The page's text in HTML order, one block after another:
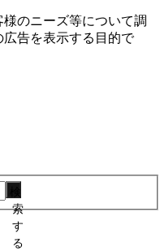
のニーズ等について調
告を表⽰する⽬的で
索
す
る